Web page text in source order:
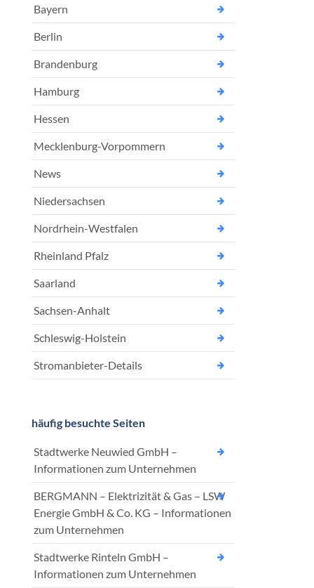
Bayern
Berlin
Brandenburg
Hamburg
Hessen
Mecklenburg-Vorpommern
News
Niedersachsen
Nordrhein-Westfalen
Rheinland Pfalz
Saarland
Sachsen-Anhalt
Schleswig-Holstein
Stromanbieter-Details
häufig besuchte Seiten
Stadtwerke Neuwied GmbH –
Informationen zum Unternehmen
BERGMANN – Elektrizität & Gas – LSW
Energie GmbH & Co. KG – Informationen
zum Unternehmen
Stadtwerke Rinteln GmbH –
Informationen zum Unternehmen